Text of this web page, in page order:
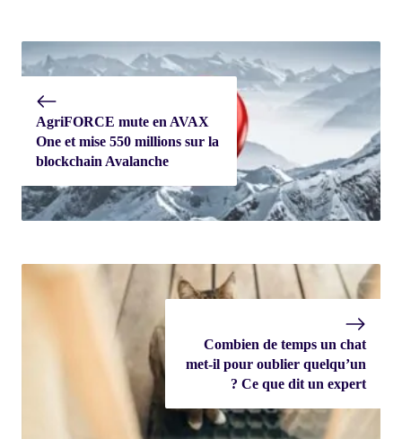
AgriFORCE mute en AVAX
One et mise 550 millions sur la
blockchain Avalanche
Combien de temps un chat
met-il pour oublier quelqu’un
? Ce que dit un expert